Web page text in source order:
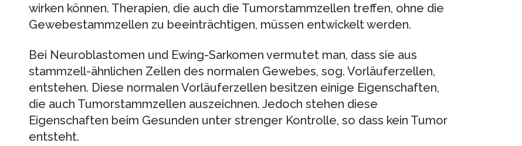
wirken können. Therapien, die auch die Tumorstammzellen treffen, ohne die
Gewebestammzellen zu beeinträchtigen, müssen entwickelt werden.
Bei Neuroblastomen und Ewing-Sarkomen vermutet man, dass sie aus
stammzell-ähnlichen Zellen des normalen Gewebes, sog. Vorläuferzellen,
entstehen. Diese normalen Vorläuferzellen besitzen einige Eigenschaften,
die auch Tumorstammzellen auszeichnen. Jedoch stehen diese
Eigenschaften beim Gesunden unter strenger Kontrolle, so dass kein Tumor
entsteht.